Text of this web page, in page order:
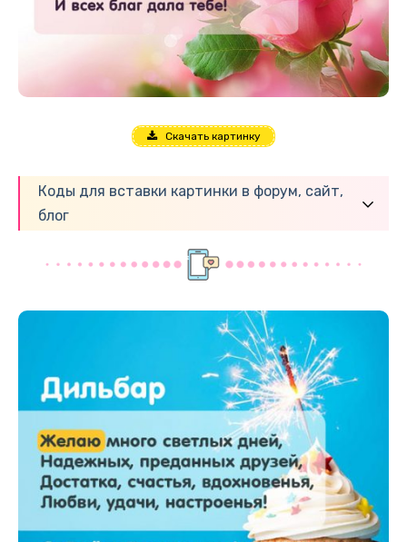
Скачать картинку
Коды для вставки картинки в форум, сайт,
блог